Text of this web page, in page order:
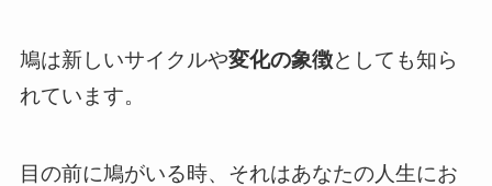
鳩は新しいサイクルや変化の象徴としても知ら
れています。
目の前に鳩がいる時、それはあなたの人生にお